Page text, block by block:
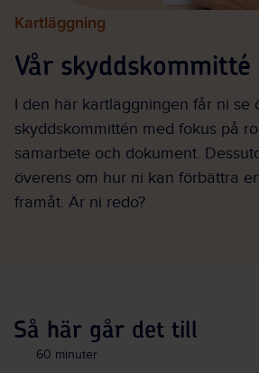
Kartläggning
Vår skyddskommitté
I den här kartläggningen får ni se
skyddskommittén med fokus på
samarbete och dokument.
överens om hur ni kan förbättra
framåt. Är ni redo?
Så här går det till
60 minuter